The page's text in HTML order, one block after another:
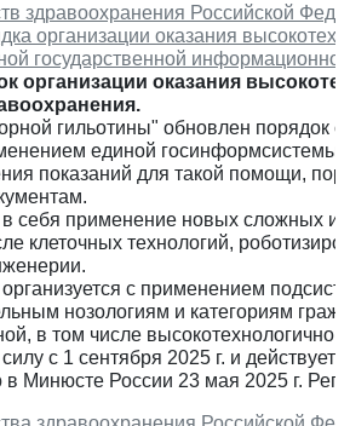
здравоохранения Российской
организации оказания
государственной
организации оказания
гильотины" обновлен порядок
единой госинформсистемы
показаний для такой помощи,
себя применение новых сложных и
клеточных технологий,
с применением
нозологиям и категориям
в том числе
с 1 сентября 2025 г. и действует
в Минюсте России 23 мая 2025 г.